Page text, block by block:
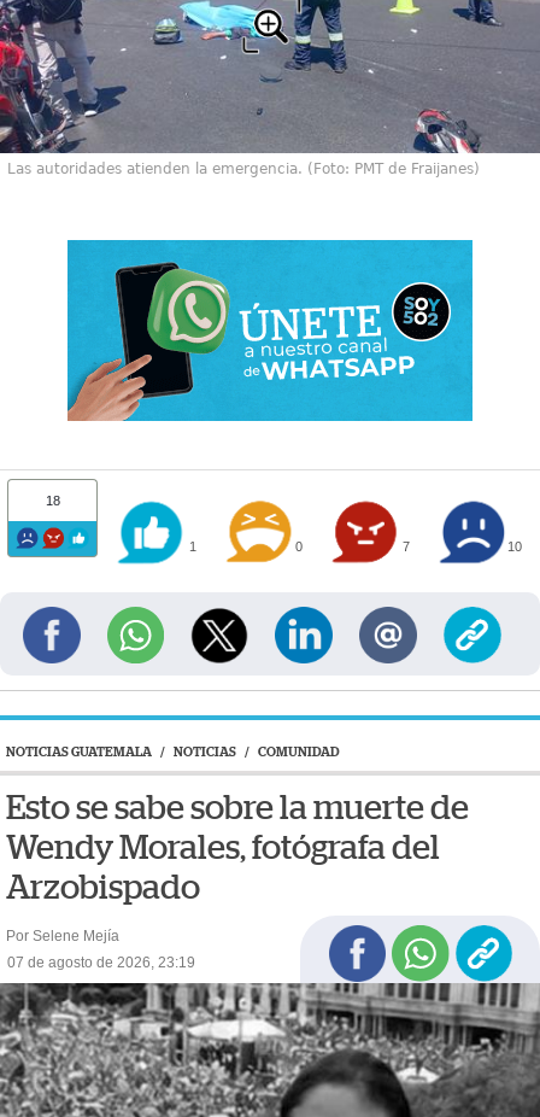
Las autoridades atienden la emergencia. (Foto: PMT de Fraijanes)
18
1 0 7 10
NOTICIAS GUATEMALA / NOTICIAS / COMUNIDAD
Esto se sabe sobre la muerte de
Wendy Morales, fotógrafa del
Arzobispado
Por Selene Mejía
07 de agosto de 2026, 23:19